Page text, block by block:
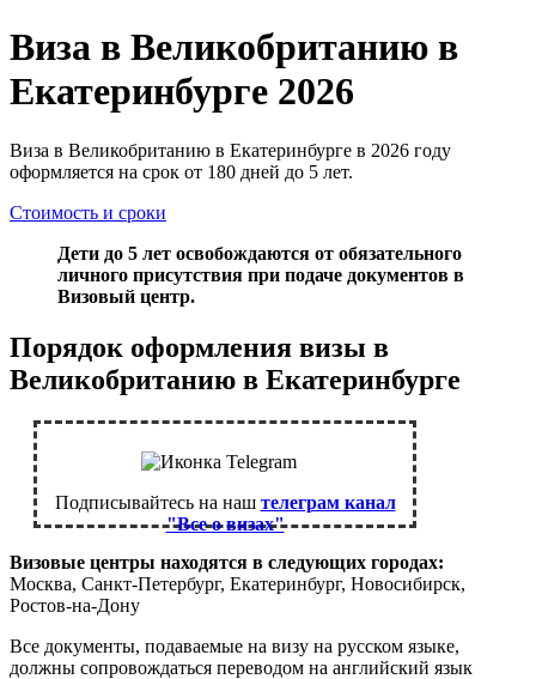
Виза в Великобританию в
Екатеринбурге 2026
Виза в Великобританию в Екатеринбурге в 2026 году
оформляется на срок от 180 дней до 5 лет.
Стоимость и сроки
Дети до 5 лет освобождаются от обязательного
личного присутствия при подаче документов в
Визовый центр.
Порядок оформления визы в
Великобританию в Екатеринбурге
Подписывайтесь на наш телеграм канал
"Все о визах"
Визовые центры находятся в следующих городах:
Москва, Санкт-Петербург, Екатеринбург, Новосибирск,
Ростов-на-Дону
Все документы, подаваемые на визу на русском языке,
должны сопровождаться переводом на английский язык